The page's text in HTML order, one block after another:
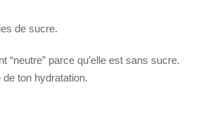
de sucre.
“neutre” parce qu’elle est sans sucre.
ton hydratation.